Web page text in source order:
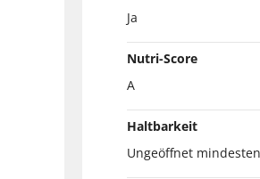
Ja
Nutri-Score
A
Haltbarkeit
Ungeöffnet